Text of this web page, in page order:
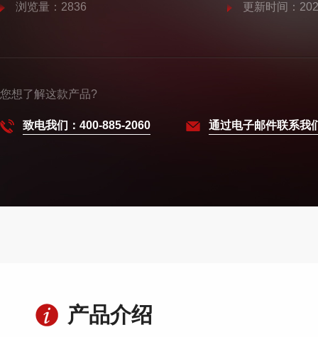
浏览量：2836 更新时间：
您想了解这款产品?
致电我们：400-885-2060 通过电子邮件联系我
产品介绍